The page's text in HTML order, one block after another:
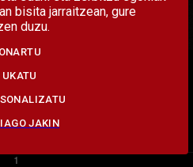
bisita jarraitzean, gure
duzu.
ONARTU
UKATU
JAKIN